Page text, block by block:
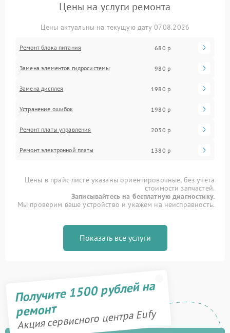
Цены на услуги ремонта
Цены актуальны на текущую дату 07.08.2026
Ремонт блока питания 680 р
Замена элементов гидросистемы 980 р
Замена дисплея 1980 р
Устранение ошибок 1980 р
Ремонт платы управления 2030 р
Ремонт электронной платы 1380 р
Цены в прайс-листе указаны ориентировочные, без учета
стоимости запчастей.
Записывайтесь на бесплатную диагностику.
Мы проверим ваше устройство и укажем на неисправность.
Показать все услуги
Получите 1500 рублей на
ремонт
Акция сервисного центра Eufy